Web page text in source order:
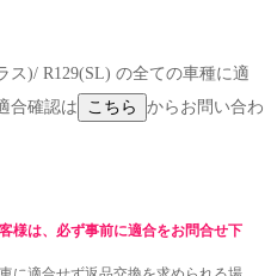
ス)/ R129(SL) の全ての車種に適
合確認は
からお問い合わ
様は、必ず事前に適合をお問合せ下